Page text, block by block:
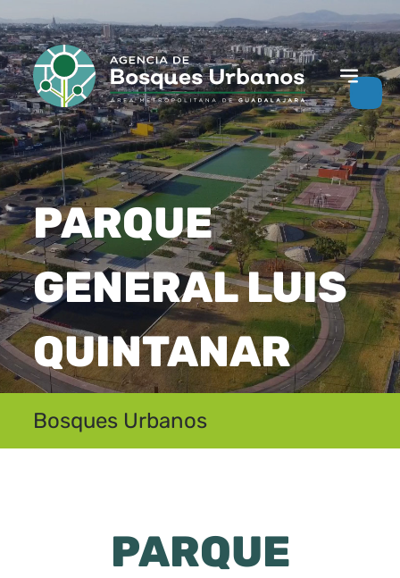
PARQUE
GENERAL LUIS
QUINTANAR
Bosques Urbanos
PARQUE